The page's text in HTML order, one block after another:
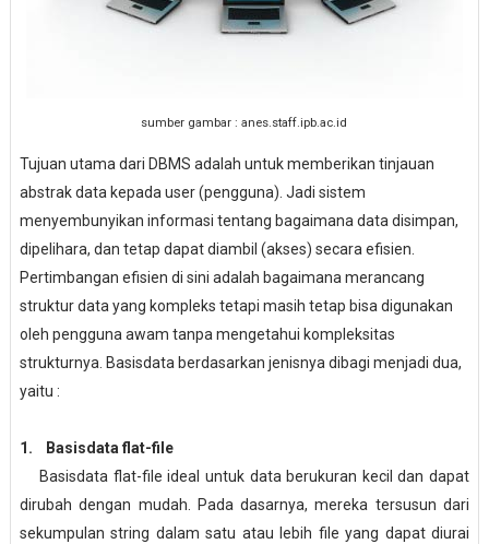
sumber gambar : anes.staff.ipb.ac.id
Tujuan utama dari DBMS adalah untuk memberikan tinjauan
abstrak data kepada user (pengguna). Jadi sistem
menyembunyikan informasi tentang bagaimana data disimpan,
dipelihara, dan tetap dapat diambil (akses) secara efisien.
Pertimbangan efisien di sini adalah bagaimana merancang
struktur data yang kompleks tetapi masih tetap bisa digunakan
oleh pengguna awam tanpa mengetahui kompleksitas
strukturnya. Basisdata berdasarkan jenisnya dibagi menjadi dua,
yaitu :
1. Basisdata flat-file
Basisdata flat-file ideal untuk data berukuran kecil dan dapat
dirubah dengan mudah. Pada dasarnya, mereka tersusun dari
sekumpulan string dalam satu atau lebih file yang dapat diurai